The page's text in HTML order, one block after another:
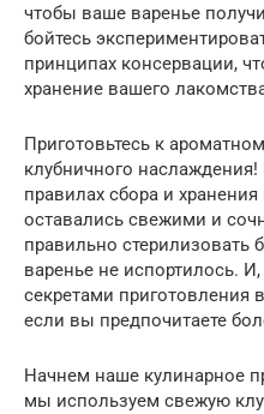
чтобы ваше варенье
бойтесь
принципах консервации,
хранение вашего
Приготовьтесь к
клубничного
правилах сбора и
оставались свежими и
правильно стерилизовать
варенье не испортилось.
секретами приготовления
если вы предпочитаете
Начнем наше кулинарное
мы используем свежую